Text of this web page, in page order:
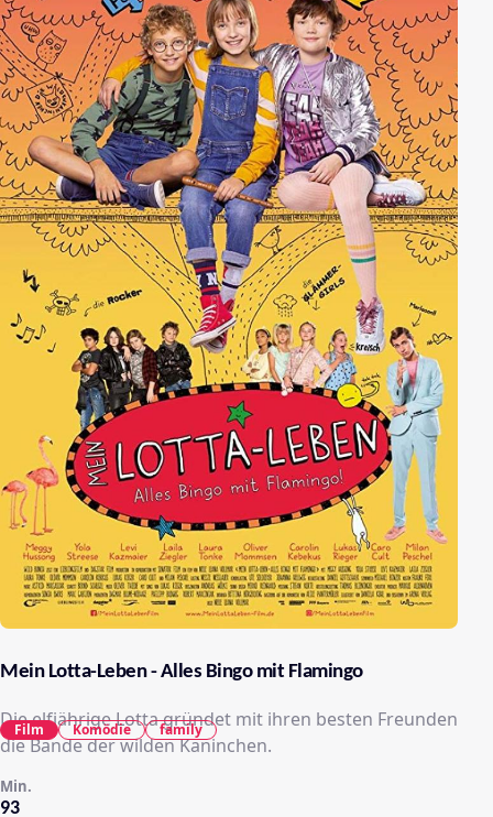
Mein Lotta-Leben - Alles Bingo mit Flamingo
Die elfjährige Lotta gründet mit ihren besten Freunden
die Bande der wilden Kaninchen.
93
Min.
Film Komödie family